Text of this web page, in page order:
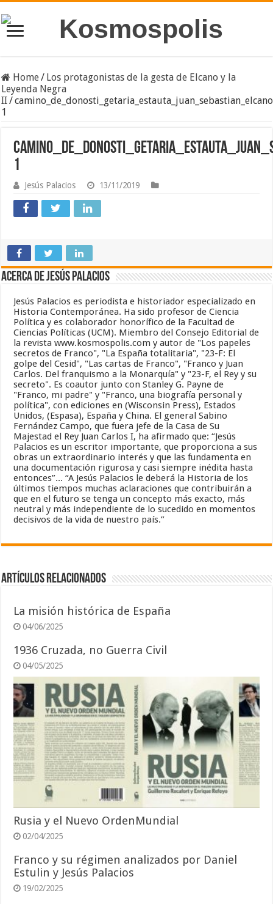
Home/ Los protagonistas de la gesta de Elcano y la
Leyenda Negra
II/
1
1
Jesús Palacios 13/11/2019
Acerca de Jesús Palacios
Jesús Palacios es periodista e historiador especializado en
Historia Contemporánea. Ha sido profesor de Ciencia
Política y es colaborador honorífico de la Facultad de
Ciencias Políticas (UCM). Miembro del Consejo Editorial de
la revista www.kosmospolis.com y autor de "Los papeles
secretos de Franco", "La España totalitaria", "23-F: El
golpe del Cesid", "Las cartas de Franco", "Franco y Juan
Carlos. Del franquismo a la Monarquía" y "23-F, el Rey y su
secreto". Es coautor junto con Stanley G. Payne de
"Franco, mi padre" y "Franco, una biografía personal y
política", con ediciones en (Wisconsin Press), Estados
Unidos, (Espasa), España y China. El general Sabino
Fernández Campo, que fuera jefe de la Casa de Su
Majestad el Rey Juan Carlos I, ha afirmado que: “Jesús
Palacios es un escritor importante, que proporciona a sus
obras un extraordinario interés y que las fundamenta en
una documentación rigurosa y casi siempre inédita hasta
entonces”... “A Jesús Palacios le deberá la Historia de los
últimos tiempos muchas aclaraciones que contribuirán a
que en el futuro se tenga un concepto más exacto, más
neutral y más independiente de lo sucedido en momentos
decisivos de la vida de nuestro país.”
Artículos relacionados
La misión histórica de España
04/06/2025
1936 Cruzada, no Guerra Civil
04/05/2025
Rusia y el Nuevo OrdenMundial
02/04/2025
Franco y su régimen analizados por Daniel
Estulin y Jesús Palacios
19/02/2025